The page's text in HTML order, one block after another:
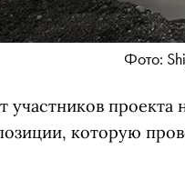
Фото:
участников
которую